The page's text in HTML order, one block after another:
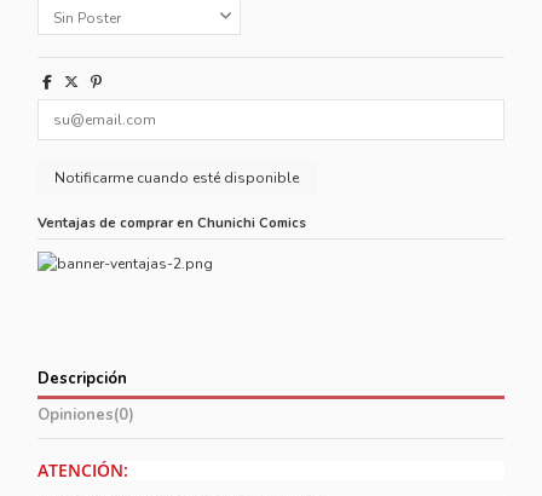
Ventajas de comprar en Chunichi Comics
Descripción
Opiniones(0)
ATENCIÓN: